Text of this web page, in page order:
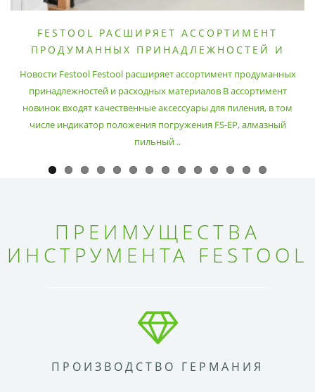
FESTOOL РАСШИРЯЕТ АССОРТИМЕНТ
ПРОДУМАННЫХ ПРИНАДЛЕЖНОСТЕЙ И
Новости Festool Festool расширяет ассортимент продуманных
принадлежностей и расходных материалов В ассортимент
новинок входят качественные аксессуары для пиления, в том
числе индикатор положения погружения FS-EP, алмазный
пильный ..
ПРЕИМУЩЕСТВА
ИНСТРУМЕНТА FESTOOL
ПРОИЗВОДСТВО ГЕРМАНИЯ